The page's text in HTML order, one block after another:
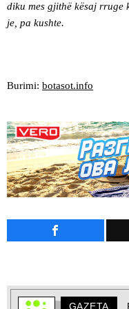
diku mes gjithë kësaj rruge
je, pa kushte.
Burimi: botasot.info
GAZETA